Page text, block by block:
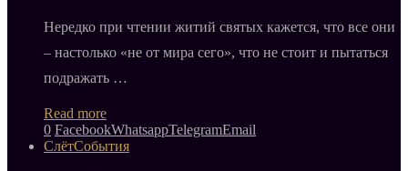
Нередко при чтении житий святых кажется, что все они
– настолько «не от мира сего», что не стоит и пытаться
подражать …
Read more
0 FacebookWhatsappTelegramEmail
СлётСобытия